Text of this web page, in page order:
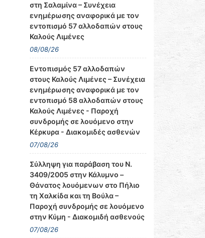
στη Σαλαμίνα – Συνέχεια
ενημέρωσης αναφορικά με τον
εντοπισμό 57 αλλοδαπών στους
Καλούς Λιμένες
08/08/26
Εντοπισμός 57 αλλοδαπών
στους Καλούς Λιμένες – Συνέχεια
ενημέρωσης αναφορικά με τον
εντοπισμό 58 αλλοδαπών στους
Καλούς Λιμένες - Παροχή
συνδρομής σε λουόμενο στην
Κέρκυρα - Διακομιδές ασθενών
07/08/26
Σύλληψη για παράβαση του Ν.
3409/2005 στην Κάλυμνο –
Θάνατος λουόμενων στο Πήλιο
τη Χαλκίδα και τη Βούλα –
Παροχή συνδρομής σε λουόμενο
στην Κύμη - Διακομιδή ασθενούς
07/08/26